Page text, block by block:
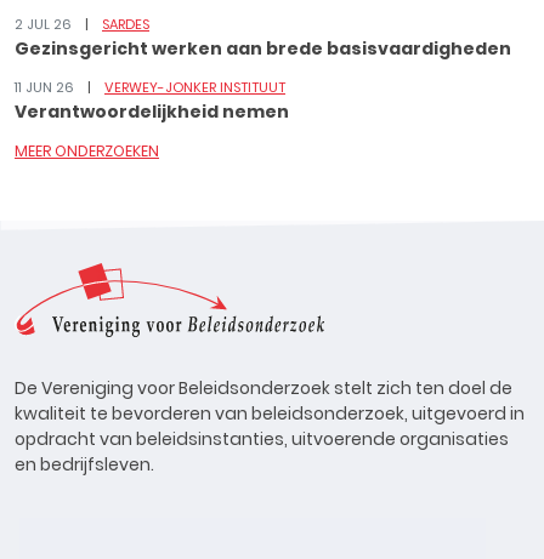
2 JUL 26 SARDES
Gezinsgericht werken aan brede basisvaardigheden
11 JUN 26 VERWEY-JONKER INSTITUUT
Verantwoordelijkheid nemen
MEER ONDERZOEKEN
De Vereniging voor Beleidsonderzoek stelt zich ten doel de
kwaliteit te bevorderen van beleidsonderzoek, uitgevoerd in
opdracht van beleidsinstanties, uitvoerende organisaties
en bedrijfsleven.